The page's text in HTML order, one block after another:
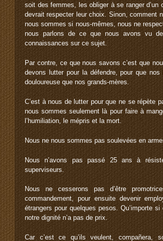
soit des femmes, les obliger à se ranger
devrait respecter leur choix. Sinon, comment
nous sommes si nous-mêmes, nous ne
nous parlons de ce que nous avons vu
connaissances sur ce sujet.
Par contre, ce que nous savons c’est que
devons lutter pour la défendre, pour que
douloureuse que nos grands-mères.
C’est à nous de lutter pour que ne se répète
nous sommes seulement là pour faire à
l’humiliation, le mépris et la mort.
Nous ne nous sommes pas soulevées en
Nous n’avons pas passé 25 ans à
superviseurs.
Nous ne cesserons pas d’être
commandement, pour ensuite devenir
étrangers pour quelques pesos. Qu’importe
notre dignité n’a pas de prix.
Car c’est ce qu’ils veulent, compañera,